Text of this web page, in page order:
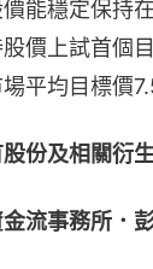
能穩定保持
價上試首個
平均目標價
份及相關衍
金流事務所．